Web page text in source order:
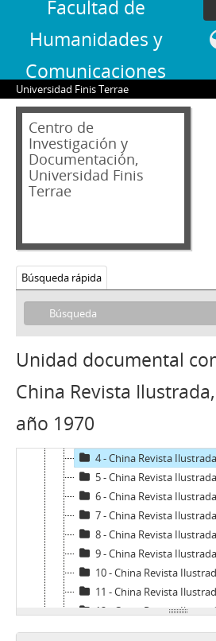
Facultad de
Humanidades y
Comunicaciones
Universidad Finis Terrae
Centro de
Investigación y
Documentación,
Universidad Finis
Terrae
Búsqueda rápida
Unidad documental
China Revista
año 1970
04 - Hemeroteca
AN - Algo Nuevo
CRI - China Revista Ilustrada
1 - China Revista
4 - China Revista
5 - China Revista
6 - China Revista Ilustrada, edición especial dedicado al 50°
7 - China Revista
8 - China Revista
9 - China Revista
10 - China Revista
11 - China Revista
12 - China Revista
13 - China Revista